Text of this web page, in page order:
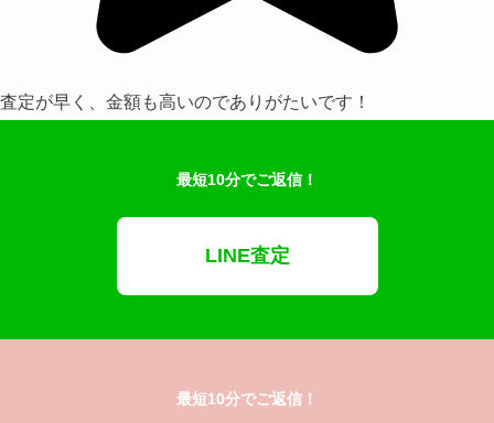
査定が早く、金額も高いのでありがたいです！
最短10分でご返信！
LINE査定
最短10分でご返信！